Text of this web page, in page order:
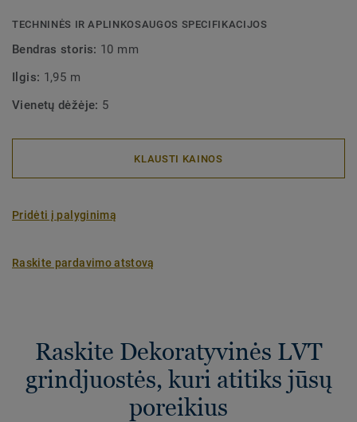
TECHNINĖS IR APLINKOSAUGOS SPECIFIKACIJOS
Bendras storis: 10 mm
Ilgis: 1,95 m
Vienetų dėžėje: 5
KLAUSTI KAINOS
Pridėti į palyginimą
Raskite pardavimo atstovą
Raskite Dekoratyvinės LVT
grindjuostės, kuri atitiks jūsų
poreikius